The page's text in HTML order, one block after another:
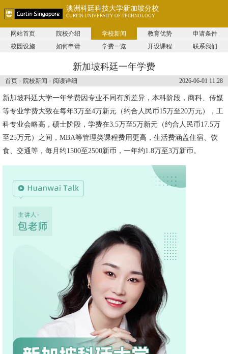
澳洲科廷科技大学新加坡分校
CURTIN UNIVERSITY OF TECHNOLOGY
网站首页 院校介绍 学校新闻 教育优势
申请条件
校园设施
如何申请 学费一览 开设课程 联系我们
新加坡科廷一年学费
2026-06-01 11:28
首页 > 院校新闻 > 阅读详细
新加坡科廷大学一年学费因专业不同有所差异，本科阶段，商科、传媒
等专业学费大致在每年3万至4万新元（约合人民币15万至20万元），工
科专业会略高，硕士阶段，学费在3.5万至5万新元（约合人民币17.5万
至25万元）之间，MBA等管理类课程费用更高，生活费涵盖住宿、饮
食、交通等，每月约1500至2500新币，一年约1.8万至3万新币。